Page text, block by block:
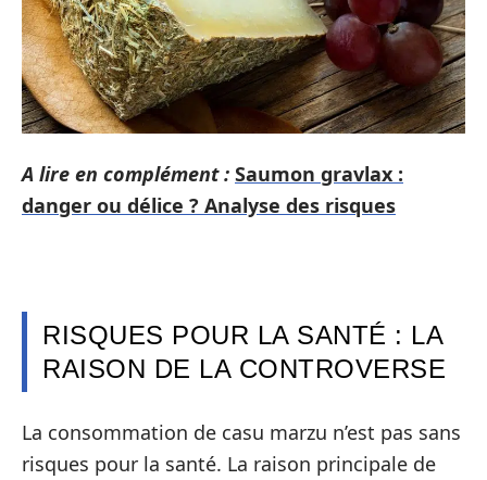
A lire en complément : Saumon gravlax :
danger ou délice ? Analyse des risques
RISQUES POUR LA SANTÉ : LA
RAISON DE LA CONTROVERSE
La consommation de casu marzu n’est pas sans
risques pour la santé. La raison principale de